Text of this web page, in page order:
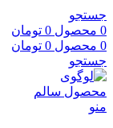
جستجو
0 محصول 0 تومان
0 محصول 0 تومان
جستجو
منو